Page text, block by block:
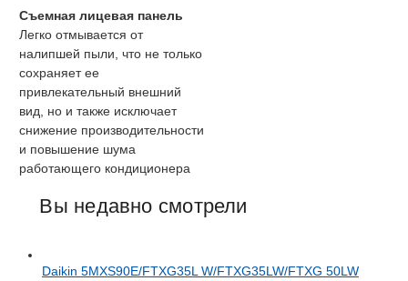
Съемная лицевая панель
Легко отмывается от
налипшей пыли, что не только
сохраняет ее
привлекательный внешний
вид, но и также исключает
снижение производительности
и повышение шума
работающего кондиционера
Вы недавно смотрели
Daikin 5MXS90E/FTXG35L W/FTXG35LW/FTXG 50LW